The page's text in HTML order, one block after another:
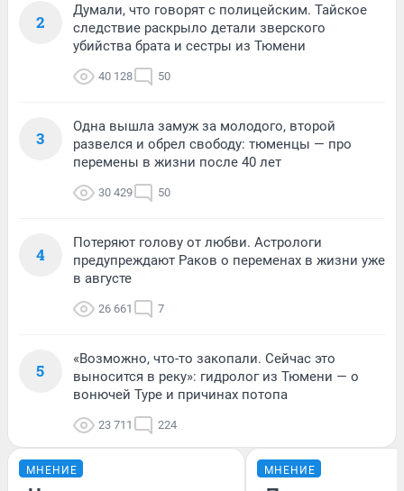
2
Думали, что говорят с полицейским. Тайское
следствие раскрыло детали зверского
убийства брата и сестры из Тюмени
40 128 50
3
Одна вышла замуж за молодого, второй
развелся и обрел свободу: тюменцы — про
перемены в жизни после 40 лет
30 429 50
4
Потеряют голову от любви. Астрологи
предупреждают Раков о переменах в жизни уже
в августе
26 661 7
5
«Возможно, что-то закопали. Сейчас это
выносится в реку»: гидролог из Тюмени — о
вонючей Туре и причинах потопа
23 711 224
МНЕНИЕ МНЕНИЕ